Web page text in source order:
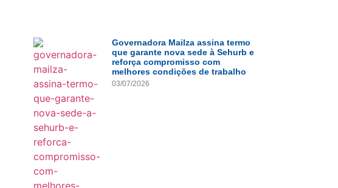
Governadora Mailza assina termo
que garante nova sede à Sehurb e
reforça compromisso com
melhores condições de trabalho
03/07/2026